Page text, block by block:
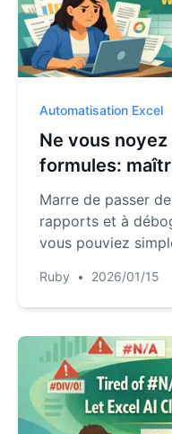
Automatisation Excel
Ne vous
formules:
Excel
Marre de passer
rapports et à
vous pouviez
comment Excel AI
données,
VLOOKUPs en de
Ruby • 2026/01/15